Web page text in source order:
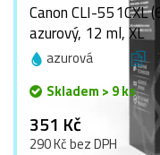
Canon CLI-551CXL
azurový, 12 ml, XL
azurová
Skladem > 9 ks
351 Kč
290 Kč bez DPH